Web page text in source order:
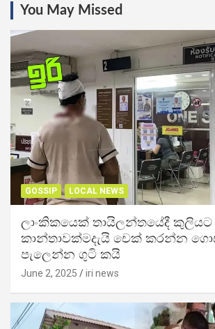
You May Missed
GOSSIP LOCAL NEWS
ලාංකිකයෙක් තායිලන්තයේදී
කාන්තාවක්මදැයි චෙක් කරන්න
පැලෙන්න ගුටි කයි
June 2, 2025 iri news